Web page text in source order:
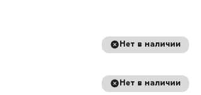
Нет в наличии
Нет в наличии